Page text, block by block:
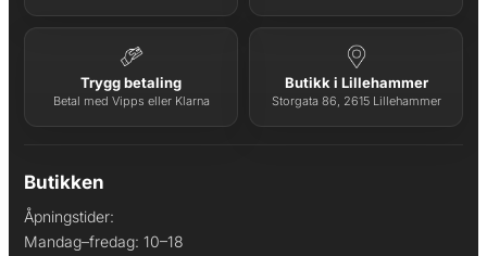
Trygg betaling
Betal med Vipps eller Klarna
Butikk i Lillehammer
Storgata 86, 2615 Lillehammer
Butikken
Åpningstider:
Mandag–fredag: 10–18